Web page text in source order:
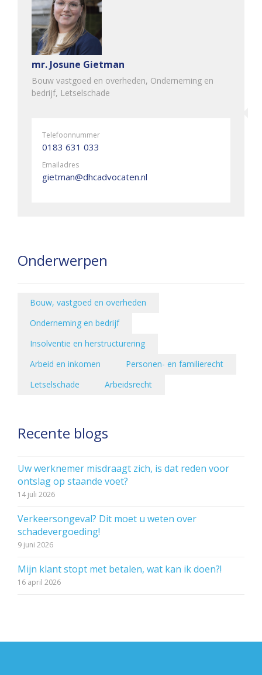
mr. Josune Gietman
Bouw vastgoed en overheden, Onderneming en
bedrijf, Letselschade
Telefoonnummer
0183 631 033
Emailadres
gietman@dhcadvocaten.nl
Onderwerpen
Bouw, vastgoed en overheden
Onderneming en bedrijf
Insolventie en herstructurering
Arbeid en inkomen
Personen- en familierecht
Letselschade
Arbeidsrecht
Recente blogs
Uw werknemer misdraagt zich, is dat reden voor
ontslag op staande voet?
14 juli 2026
Verkeersongeval? Dit moet u weten over
schadevergoeding!
9 juni 2026
Mijn klant stopt met betalen, wat kan ik doen?!
16 april 2026